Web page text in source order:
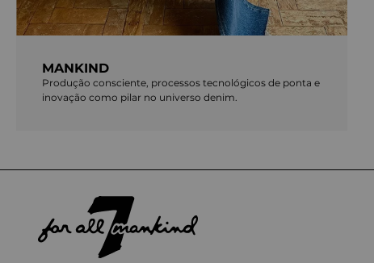
MANKIND
Produção consciente, processos tecnológicos de ponta e
inovação como pilar no universo denim.